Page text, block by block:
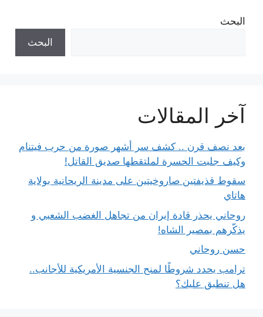
البحث
البحث
آخر المقالات
بعد نصف قرن .. كشف سر أشهر صورة من حرب فيتنام
وكيف جلبت الحسرة لملتقطها صديق القاتل!
سقوط قذيفتين صاروخيتين على مدينة الريحانية بولاية
هاتاي
روحاني يحذر قادة إيران من تجاهل الغضب الشعبي و
يذكّرهم بمصير الشاه!
حسن روحاني
ترامب يحدد شروطًا لمنح الجنسية الأمريكية للأجانب..
هل تنطبق عليك؟